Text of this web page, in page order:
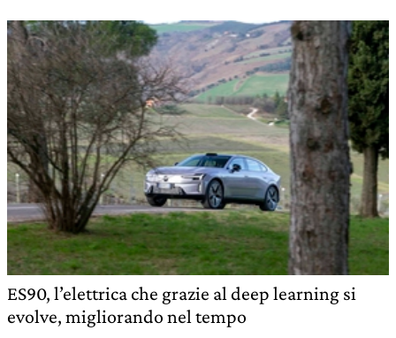
ES90, l’elettrica che grazie al deep learning si
evolve, migliorando nel tempo